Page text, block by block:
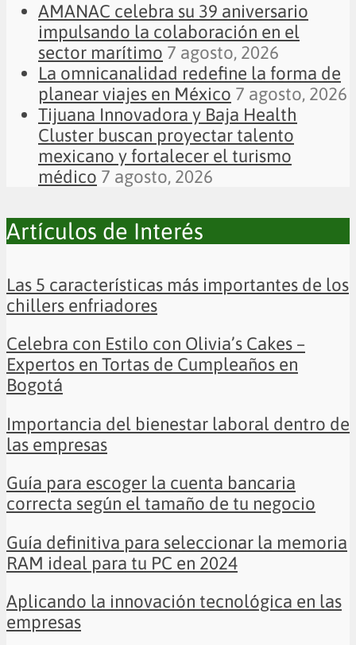
AMANAC celebra su 39 aniversario
impulsando la colaboración en el
sector marítimo 7 agosto, 2026
La omnicanalidad redefine la forma de
planear viajes en México 7 agosto, 2026
Tijuana Innovadora y Baja Health
Cluster buscan proyectar talento
mexicano y fortalecer el turismo
médico 7 agosto, 2026
Artículos de Interés
Las 5 características más importantes de los
chillers enfriadores
Celebra con Estilo con Olivia’s Cakes –
Expertos en Tortas de Cumpleaños en
Bogotá
Importancia del bienestar laboral dentro de
las empresas
Guía para escoger la cuenta bancaria
correcta según el tamaño de tu negocio
Guía definitiva para seleccionar la memoria
RAM ideal para tu PC en 2024
Aplicando la innovación tecnológica en las
empresas